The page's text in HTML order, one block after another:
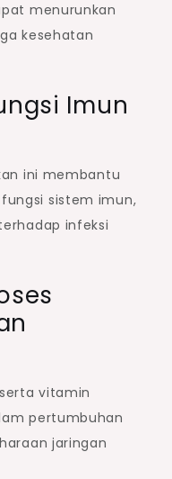
menurunkan
kesehatan
Imun
ini membantu
sistem imun,
infeksi
vitamin
pertumbuhan
jaringan